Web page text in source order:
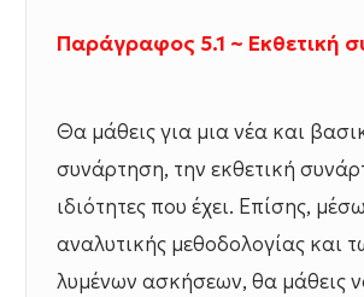
Παράγραφος 5.1 ~ Εκθετική
Θα μάθεις για μια νέα και
συνάρτηση, την εκθετική
ιδιότητες που έχει. Επίσης,
αναλυτικής μεθοδολογίας και
λυμένων ασκήσεων, θα μάθεις